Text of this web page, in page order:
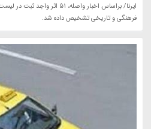
ایرنا/ براساس اخبار واصله، 51
فرهنگی و تاریخی تشخیص داده شد.